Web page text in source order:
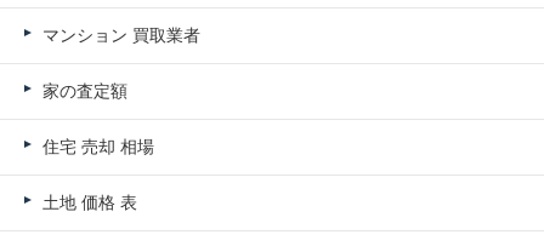
マンション 買取業者
家の査定額
住宅 売却 相場
土地 価格 表